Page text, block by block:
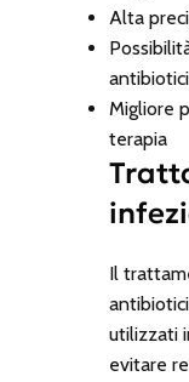
Alta
antibiotici
Migliore
terapia
Il
utilizzati
evitare